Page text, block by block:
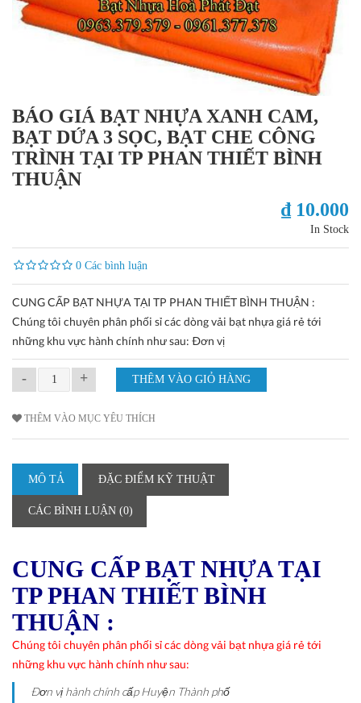
BÁO GIÁ BẠT NHỰA XANH CAM,
BẠT DỨA 3 SỌC, BẠT CHE CÔNG
TRÌNH TẠI TP PHAN THIẾT BÌNH
THUẬN
₫ 10.000
In Stock
0 Các bình luận
CUNG CẤP BẠT NHỰA TẠI TP PHAN THIẾT BÌNH THUẬN :
Chúng tôi chuyên phân phối sỉ các dòng vải bạt nhựa giá rẻ tới
những khu vực hành chính như sau: Ðơn vị
- +
THÊM VÀO MỤC YÊU THÍCH
MÔ TẢ ĐẶC ĐIỂM KỸ THUẬT
CÁC BÌNH LUẬN (0)
CUNG CẤP BẠT NHỰA TẠI
TP PHAN THIẾT BÌNH
THUẬN :
Chúng tôi chuyên phân phối sỉ các dòng vải bạt nhựa giá rẻ tới
những khu vực hành chính như sau:
Ðơn vị hành chính cấp Huyện Thành phố